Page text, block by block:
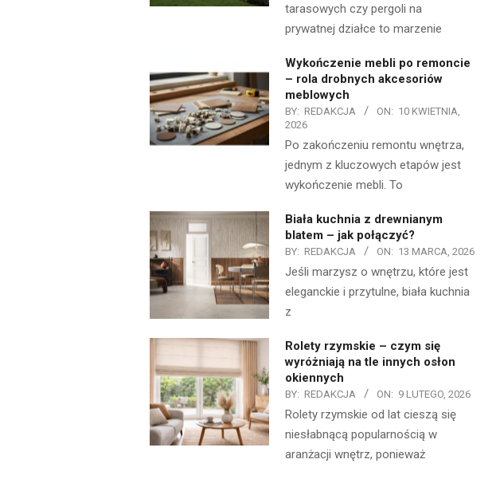
tarasowych czy pergoli na
prywatnej działce to marzenie
Wykończenie mebli po remoncie
– rola drobnych akcesoriów
meblowych
BY: REDAKCJA ON: 10 KWIETNIA,
2026
Po zakończeniu remontu wnętrza,
jednym z kluczowych etapów jest
wykończenie mebli. To
Biała kuchnia z drewnianym
blatem – jak połączyć?
BY: REDAKCJA ON: 13 MARCA, 2026
Jeśli marzysz o wnętrzu, które jest
eleganckie i przytulne, biała kuchnia
z
Rolety rzymskie – czym się
wyróżniają na tle innych osłon
okiennych
BY: REDAKCJA ON: 9 LUTEGO, 2026
Rolety rzymskie od lat cieszą się
niesłabnącą popularnością w
aranżacji wnętrz, ponieważ